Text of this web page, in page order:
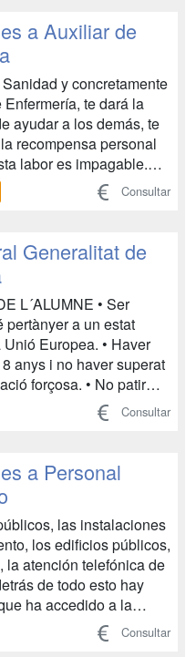
ponemos a tu
equipo de profes...
a Auxiliar de
y concretamente
te dará la
ayudar a los demás, te
recompensa personal
labor es impagable.
ejercer muchas
Tendrás un trabajo
por la función pública:
Consultar
Generalitat de
• Ser
pertànyer a un estat
Europea. • Haver
anys i no haver superat
• No patir
defecte físic que
de les seves
a l´exercici de les
funcions públiques. •...
Consultar
a Personal
las instalaciones
los edificios públicos,
la atención telefónica de
de todo esto hay
ha accedido a la
a través de unas
está allí para hacer que
Consultar